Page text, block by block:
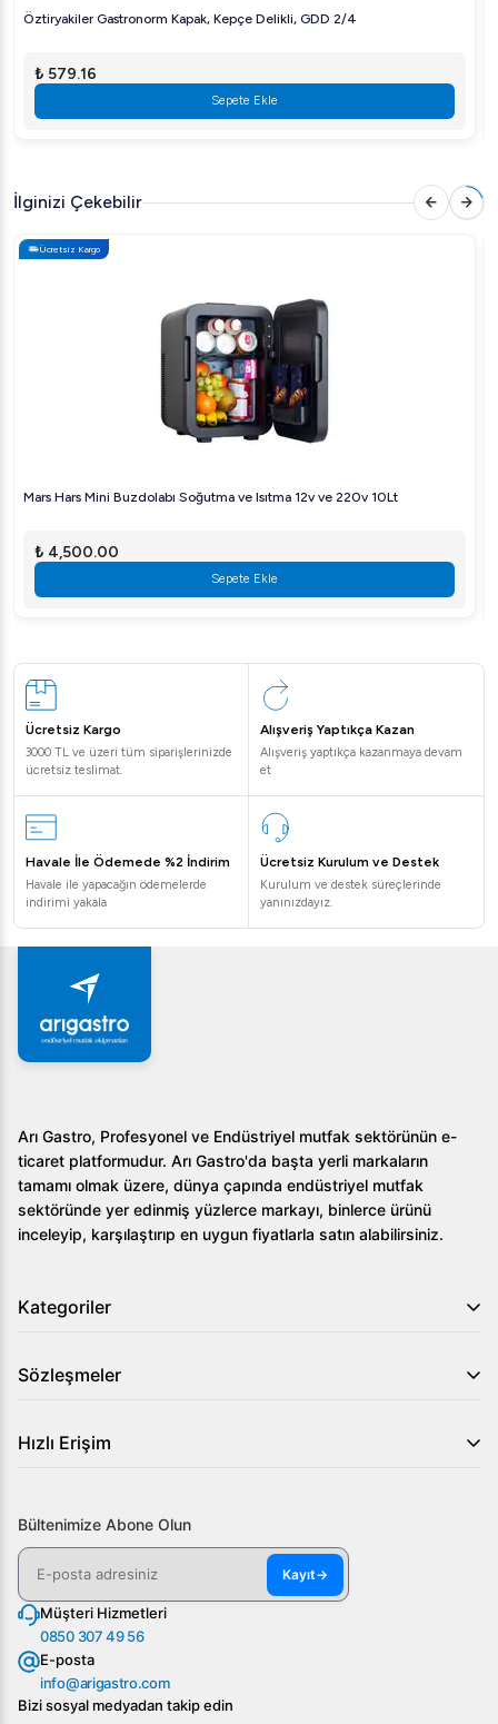
Öztiryakiler Gastronorm Kapak, Kepçe Delikli, GDD 2/4
₺ 579.16
Sepete Ekle
İlginizi Çekebilir
Ücretsiz Kargo
Mars Hars Mini Buzdolabı Soğutma ve Isıtma 12v ve 220v 10Lt
₺ 4,500.00
Sepete Ekle
Ücretsiz Kargo
3000 TL ve üzeri tüm siparişlerinizde
ücretsiz teslimat.
Alışveriş Yaptıkça Kazan
Alışveriş yaptıkça kazanmaya devam
et
Havale İle Ödemede %2 İndirim
Havale ile yapacağın ödemelerde
indirimi yakala
Ücretsiz Kurulum ve Destek
Kurulum ve destek süreçlerinde
yanınızdayız.
Arı Gastro, Profesyonel ve Endüstriyel mutfak sektörünün e-
ticaret platformudur. Arı Gastro'da başta yerli markaların
tamamı olmak üzere, dünya çapında endüstriyel mutfak
sektöründe yer edinmiş yüzlerce markayı, binlerce ürünü
inceleyip, karşılaştırıp en uygun fiyatlarla satın alabilirsiniz.
Kategoriler
Sözleşmeler
Hızlı Erişim
Bültenimize Abone Olun
Kayıt→
Müşteri Hizmetleri
0850 307 49 56
E-posta
info@arigastro.com
Bizi sosyal medyadan takip edin